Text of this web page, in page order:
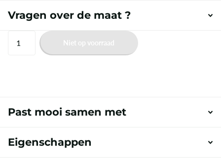
Vragen over de maat ?
Niet op voorraad
Past mooi samen met
Eigenschappen